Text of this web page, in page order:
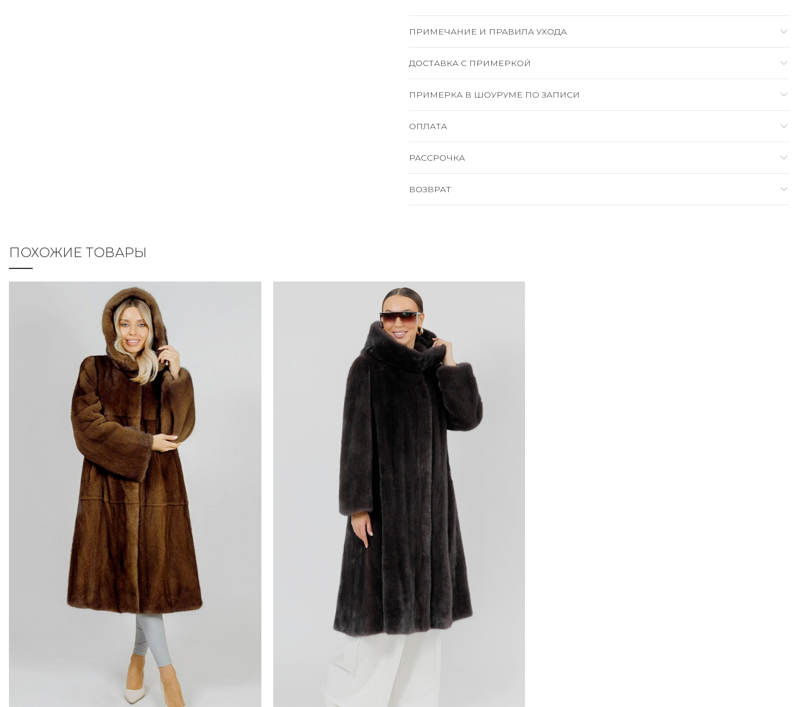
ПРИМЕЧАНИЕ И ПРАВИЛА УХОДА
ДОСТАВКА C ПРИМЕРКОЙ
ПРИМЕРКА В ШОУРУМЕ ПО ЗАПИСИ
ОПЛАТА
РАССРОЧКА
ВОЗВРАТ
ПОХОЖИЕ ТОВАРЫ